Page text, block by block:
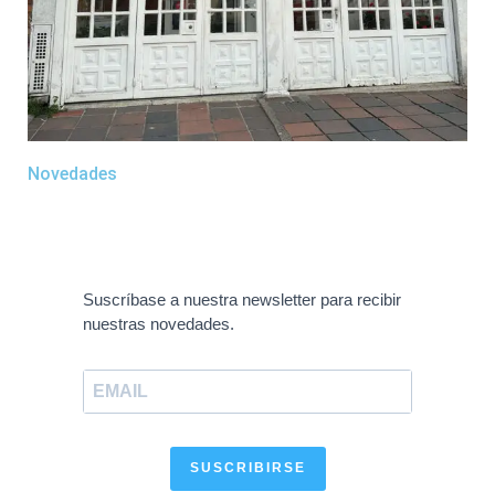
Novedades
Suscríbase a nuestra newsletter para recibir
nuestras novedades.
SUSCRIBIRSE